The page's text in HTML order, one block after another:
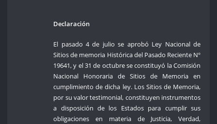
Declaración
El pasado 4 de julio se aprobó Ley Nacional de
Sitios de memoria Histórica del Pasado Reciente Nº
19641, y el 31 de octubre se constituyó la Comisión
Nacional Honoraria de Sitios de Memoria en
cumplimiento de dicha ley. Los Sitios de Memoria,
por su valor testimonial, constituyen instrumentos
a disposición de los Estados para cumplir sus
obligaciones en materia de Justicia, Verdad,